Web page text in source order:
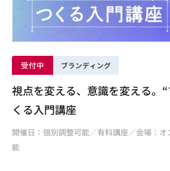
受付中 ブランディング
視点を変える、意識を変える。
くる入門講座
開催日：個別調整可能／有料講座／会場：
能